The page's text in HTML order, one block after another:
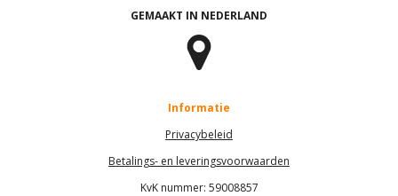
GEMAAKT IN NEDERLAND
Informatie
Privacybeleid
Betalings- en leveringsvoorwaarden
KvK nummer: 59008857